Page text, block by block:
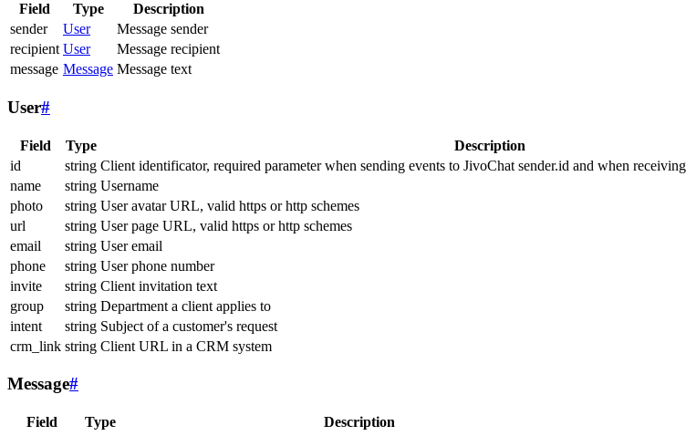
Field Type
Description
sender
User
Message sender
recipient User
Message recipient
message Message Message text
User#
Field Type Description
id
string Client identificator, required parameter when sending events to JivoChat sender.id and when
name
string Username
photo
string User avatar URL, valid https or http schemes
url
string User page URL, valid https or http schemes
email
string User email
phone
string User phone number
invite
string Client invitation text
group
string Department a client applies to
intent
string Subject of a customer's request
crm_link string Client URL in a CRM system
Message#
Field Type Description